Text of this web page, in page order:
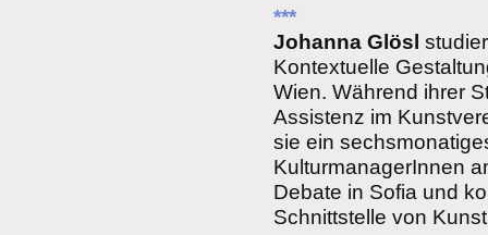
***
Johanna Glösl
Kontextuelle
Wien. Während ihrer
Assistenz im
sie ein
KulturmanagerInnen
Debate in Sofia und
Schnittstelle von